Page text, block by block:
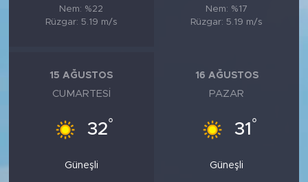
Nem: %22
Rüzgar: 5.19 m/s
Nem: %17
Rüzgar: 5.19 m/s
15 AĞUSTOS
CUMARTESI
32°
Güneşli
16 AĞUSTOS
PAZAR
31 °
Güneşli